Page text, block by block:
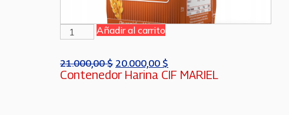
Añadir al carrito
21.000,00$ 20.000,00 $
Contenedor Harina CIF MARIEL